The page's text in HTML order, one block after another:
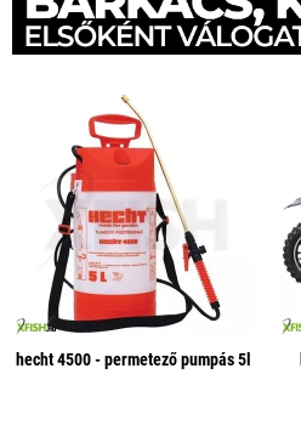
hecht 4500 - permetező pumpás 5l